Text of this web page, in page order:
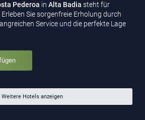
Pederoa in Alta Badia steht für
Sie sorgenfreie Erholung durch
Service und die perfekte Lage
Weitere Hotels anzeigen